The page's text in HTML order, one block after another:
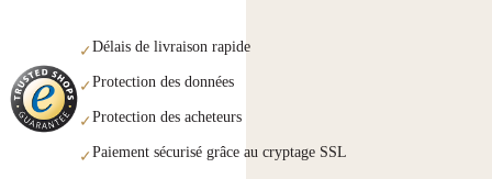
✓Délais de livraison rapide
✓Protection des données
✓Protection des acheteurs
✓Paiement sécurisé grâce au cryptage SSL